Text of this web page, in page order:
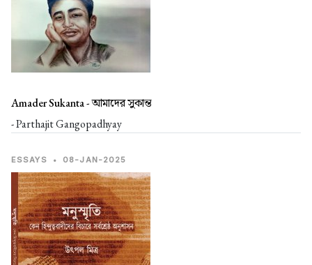
Amader Sukanta -আমাদের সুকান্ত
- Parthajit Gangopadhyay
ESSAYS • 08-JAN-2025